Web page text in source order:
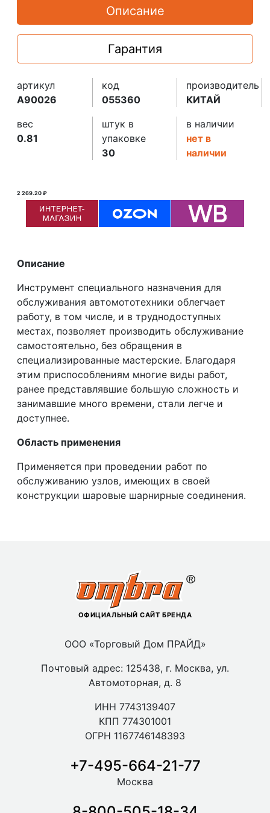
Описание
Гарантия
артикул
A90026
код
055360
производитель
КИТАЙ
вес
0.81
штук в
упаковке
30
в наличии
нет в
наличии
2 269.20 ₽
Описание
Инструмент специального назначения для
обслуживания автомототехники облегчает
работу, в том числе, и в труднодоступных
местах, позволяет производить обслуживание
самостоятельно, без обращения в
специализированные мастерские. Благодаря
этим приспособлениям многие виды работ,
ранее представлявшие большую сложность и
занимавшие много времени, стали легче и
доступнее.
Область применения
Применяется при проведении работ по
обслуживанию узлов, имеющих в своей
конструкции шаровые шарнирные соединения.
ОФИЦИАЛЬНЫЙ САЙТ БРЕНДА
ООО «Торговый Дом ПРАЙД»
Почтовый адрес: 125438, г. Москва, ул.
Автомоторная, д. 8
ИНН 7743139407
КПП 774301001
ОГРН 1167746148393
+7-495-664-21-77
Москва